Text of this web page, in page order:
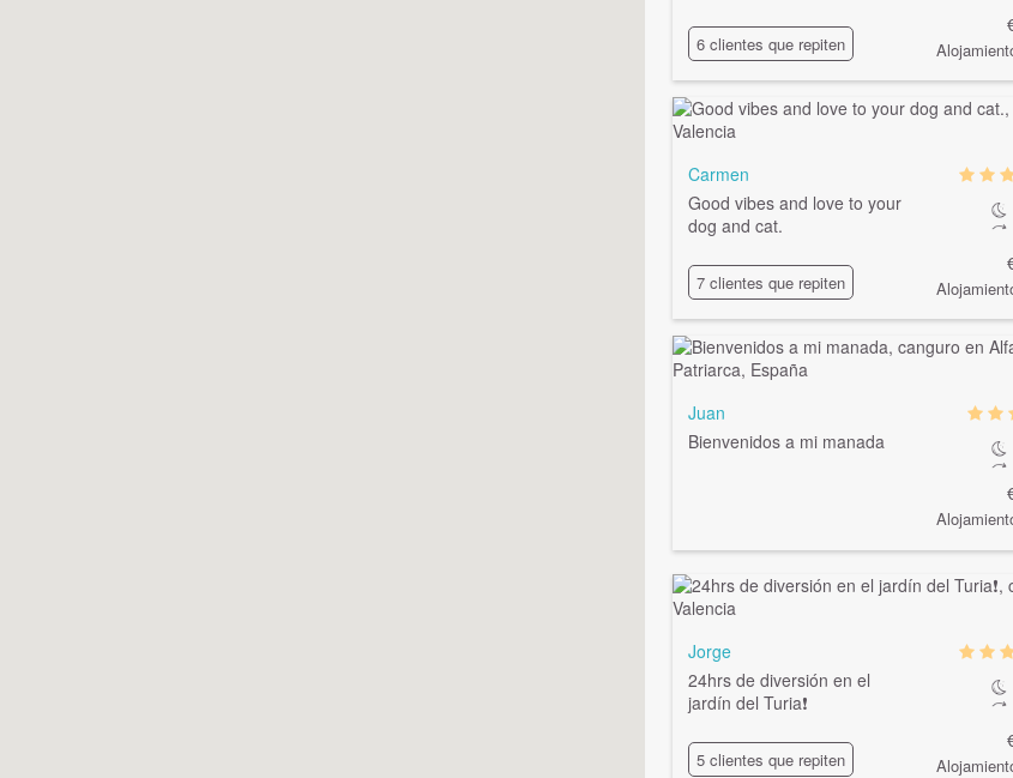
6 clientes que repiten
Carmen
Good vibes and love to your
dog and cat.
7 clientes que repiten
Juan
Bienvenidos a mi manada
Jorge
24hrs de diversión en el
jardín del Turia❗️
5 clientes que repiten